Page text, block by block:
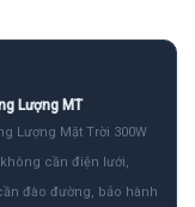
Lượng MT
Lượng Mặt Trời 300W
không cần điện lưới,
đào đường, bảo hành